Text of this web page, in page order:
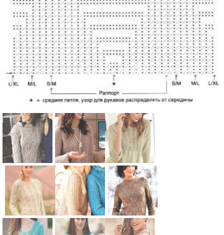
Схема:
рельефный
джемпер с
воротником
-стойкой
Схема:
кофта со
структурным
узором на
рукавах
Схема:
классически
й пуловер с
ажурной
вставкой